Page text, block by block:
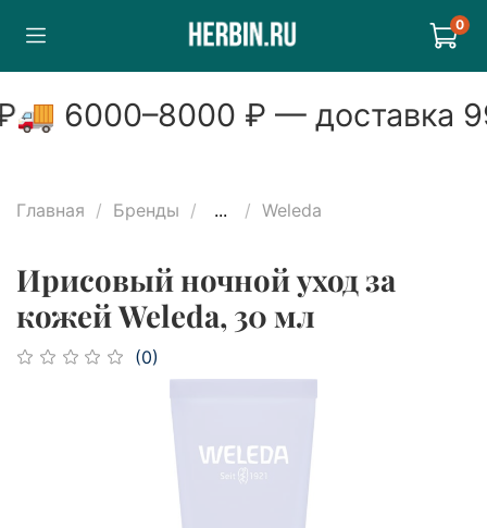
0
🚚6000–8000₽ — доставка
Главная Бренды ... Weleda
Ирисовый ночной уход за
кожей Weleda, 30 мл
(0)